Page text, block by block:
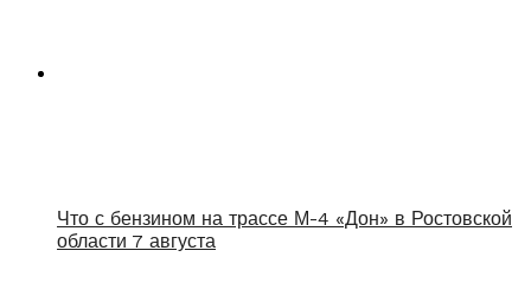
Что с бензином на трассе М-4 «Дон» в Ростовской
области 7 августа